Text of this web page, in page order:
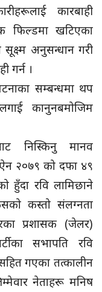
कारबाही
फिल्डमा खटिएका
सूक्ष्म अनुसन्धान गरी
गर्न ।
सम्बन्धमा थप
कानुनबमोजिम
निस्किनु मानव
२०७९ को दफा ४९
हुँदा रवि लामिछाने
कस्तो संलग्नता
प्रशासक (जेलर)
सभापति रवि
गएका तत्कालीन
नेताहरू मनिष